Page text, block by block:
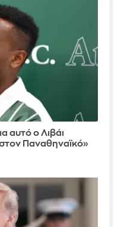
αυτό ο Λιβάι
Παναθηναϊκό»